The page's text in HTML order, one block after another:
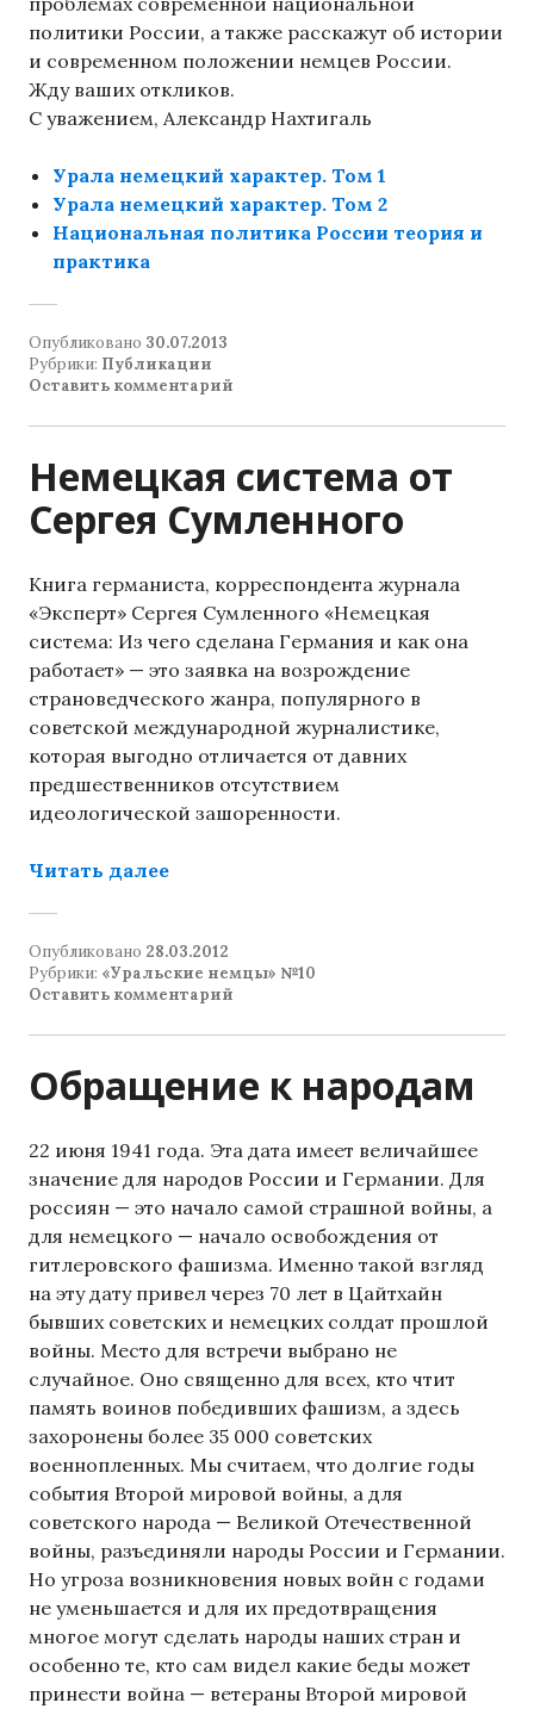
политики России, а также расскажут об истории
и современном положении немцев России.
Жду ваших откликов.
С уважением, Александр Нахтигаль
Урала немецкий характер. Том 1
Урала немецкий характер. Том 2
Национальная политика России теория и
практика
Опубликовано 30.07.2013
Рубрики: Публикации
Оставить комментарий
Немецкая система от
Сергея Сумленного
Книга германиста, корреспондента журнала
«Эксперт» Сергея Сумленного «Немецкая
система: Из чего сделана Германия и как она
работает» — это заявка на возрождение
страноведческого жанра, популярного в
советской международной журналистике,
которая выгодно отличается от давних
предшественников отсутствием
идеологической зашоренности.
Читать далее«Немецкая система от Сергея
Опубликовано 28.03.2012
Рубрики: «Уральские немцы» №10
Оставить комментарий
Обращение к народам
22 июня 1941 года. Эта дата имеет величайшее
значение для народов России и Германии. Для
россиян — это начало самой страшной войны, а
для немецкого — начало освобождения от
гитлеровского фашизма. Именно такой взгляд
на эту дату привел через 70 лет в Цайтхайн
бывших советских и немецких солдат прошлой
войны. Место для встречи выбрано не
случайное. Оно священно для всех, кто чтит
память воинов победивших фашизм, а здесь
захоронены более 35 000 советских
военнопленных. Мы считаем, что долгие годы
события Второй мировой войны, а для
советского народа — Великой Отечественной
войны, разъединяли народы России и Германии.
Но угроза возникновения новых войн с годами
не уменьшается и для их предотвращения
многое могут сделать народы наших стран и
особенно те, кто сам видел какие беды может
принести война — ветераны Второй мировой